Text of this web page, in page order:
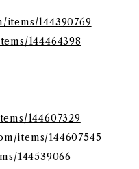
144390769
144464398
144607329
items/144607545
144539066